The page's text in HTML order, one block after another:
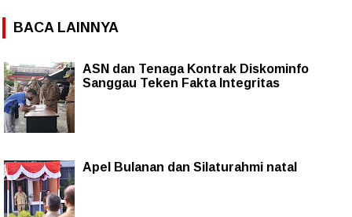
BACA LAINNYA
ASN dan Tenaga Kontrak Diskominfo
Sanggau Teken Fakta Integritas
Apel Bulanan dan Silaturahmi natal